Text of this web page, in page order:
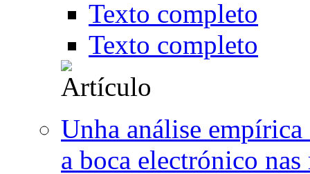
Texto completo
Texto completo
Unha análise
a boca electrónico